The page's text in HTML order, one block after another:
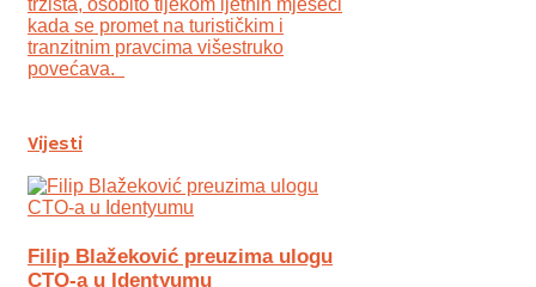
kada se promet na turističkim i
tranzitnim pravcima višestruko
povećava.
Vijesti
Filip Blažeković preuzima ulogu
CTO-a u Identyumu